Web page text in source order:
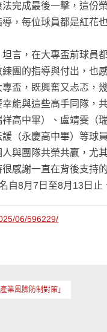
法完成最後一擊，這
，每位球員都是紅花
言，在大專盃前球員
團的指導與付出，也
盃，既興奮又忐忑，
能與這些高手同隊，
高中畢）、盧靖雯（
（永慶高中畢）等球
與團隊共榮共贏，尤
感謝一直在背後支持
自8月7日至8月13日
06/596229/
業風險防制對策」